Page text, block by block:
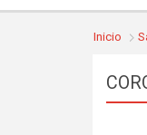
Inicio